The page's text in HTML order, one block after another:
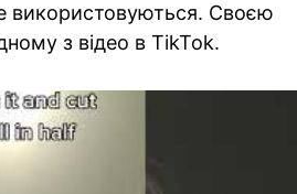
використовуються. Своєю
з відео в TikTok.